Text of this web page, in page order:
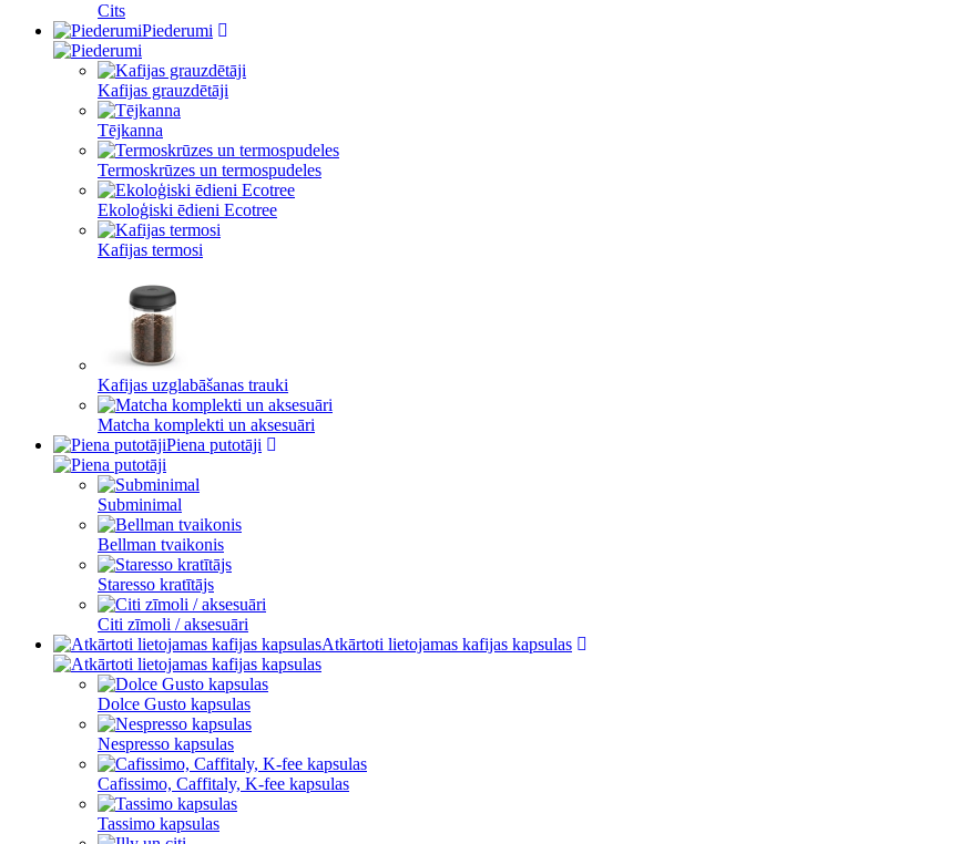
Cits
Piederumi
Kafijas grauzdētāji
Tējkanna
Termoskrūzes un termospudeles
Ekoloģiski ēdieni Ecotree
Kafijas termosi
Kafijas uzglabāšanas trauki
Matcha komplekti un aksesuāri
Piena putotāji
Subminimal
Bellman tvaikonis
Staresso kratītājs
Citi zīmoli / aksesuāri
Atkārtoti lietojamas kafijas kapsulas
Dolce Gusto kapsulas
Nespresso kapsulas
Cafissimo, Caffitaly, K-fee kapsulas
Tassimo kapsulas